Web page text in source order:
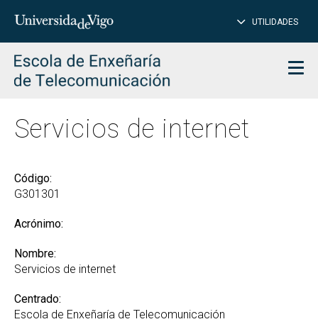
Insertar
para
buscar
UTILIDADES
Servicios de internet
Código:
G301301
Acrónimo:
Nombre:
Servicios de internet
Centrado:
Escola de Enxeñaría de Telecomunicación